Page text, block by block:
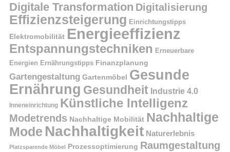
Digitale Transformation Digitalisierung
Effizienzsteigerung Einrichtungstipps
Elektromobilität Energieeffizienz
Entspannungstechniken Erneuerbare
Energien Ernährungstipps Finanzplanung
Gartengestaltung Gartenmöbel Gesunde
Ernährung Gesundheit Industrie 4.0
Inneneinrichtung Künstliche Intelligenz
Modetrends Nachhaltige Mobilität Nachhaltige
Mode Nachhaltigkeit Naturerlebnis
Platzsparende Möbel Prozessoptimierung Raumgestaltung